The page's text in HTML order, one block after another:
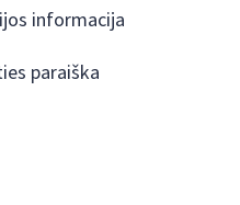
informacija
paraiška